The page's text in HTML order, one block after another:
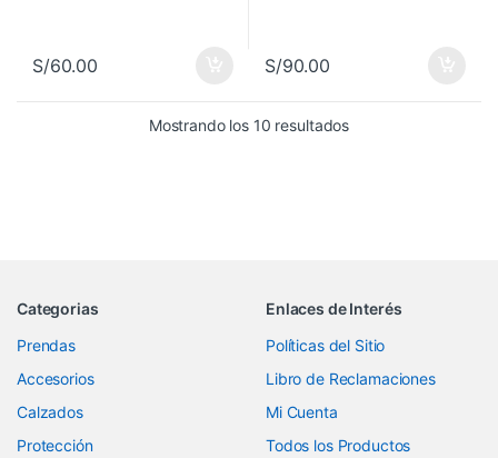
S/60.00 S/90.00
Mostrando los 10 resultados
Categorias
Prendas
Accesorios
Calzados
Protección
Enlaces de Interés
Políticas del Sitio
Libro de Reclamaciones
Mi Cuenta
Todos los Productos